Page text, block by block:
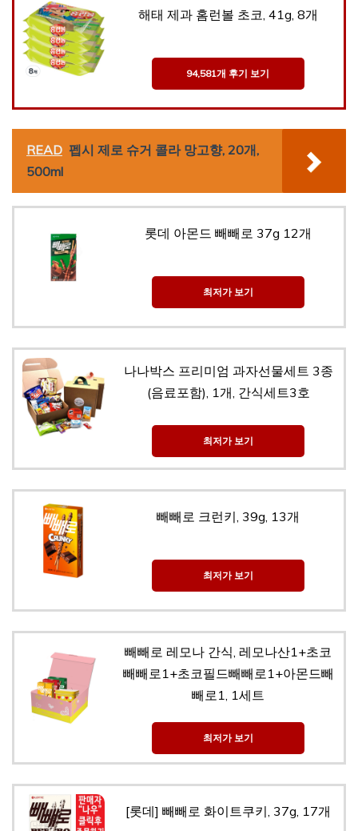
해태 제과 홈런볼 초코, 41g, 8개
94,581개 후기 보기
READ 펩시 제로 슈거 콜라 망고향, 20개,
500ml
롯데 아몬드 빼빼로 37g 12개
최저가 보기
나나박스 프리미엄 과자선물세트 3종
(음료포함), 1개, 간식세트3호
최저가 보기
빼빼로 크런키, 39g, 13개
최저가 보기
빼빼로 레모나 간식, 레모나산1+초코
빼빼로1+초코필드빼빼로1+아몬드빼
빼로1, 1세트
최저가 보기
[롯데] 빼빼로 화이트쿠키, 37g, 17개